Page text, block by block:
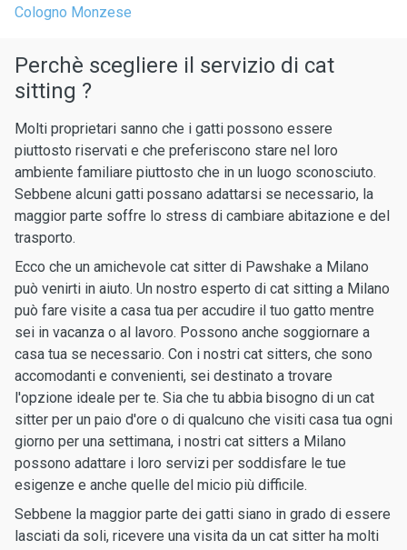
Cologno Monzese
Perchè scegliere il servizio di cat
sitting ?
Molti proprietari sanno che i gatti possono essere
piuttosto riservati e che preferiscono stare nel loro
ambiente familiare piuttosto che in un luogo sconosciuto.
Sebbene alcuni gatti possano adattarsi se necessario, la
maggior parte soffre lo stress di cambiare abitazione e del
trasporto.
Ecco che un amichevole cat sitter di Pawshake a Milano
può venirti in aiuto. Un nostro esperto di cat sitting a Milano
può fare visite a casa tua per accudire il tuo gatto mentre
sei in vacanza o al lavoro. Possono anche soggiornare a
casa tua se necessario. Con i nostri cat sitters, che sono
accomodanti e convenienti, sei destinato a trovare
l'opzione ideale per te. Sia che tu abbia bisogno di un cat
sitter per un paio d'ore o di qualcuno che visiti casa tua ogni
giorno per una settimana, i nostri cat sitters a Milano
possono adattare i loro servizi per soddisfare le tue
esigenze e anche quelle del micio più difficile.
Sebbene la maggior parte dei gatti siano in grado di essere
lasciati da soli, ricevere una visita da un cat sitter ha molti